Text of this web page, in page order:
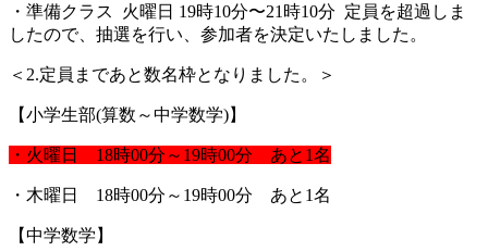
・準備クラス 火曜日 19時10分〜21時10分 定員を超過しま
したので、抽選を行い、参加者を決定いたしました。
＜2.定員まであと数名枠となりました。＞
【小学生部(算数～中学数学)】
・火曜日 18時00分～19時00分 あと1名
・木曜日 18時00分～19時00分 あと1名
【中学数学】